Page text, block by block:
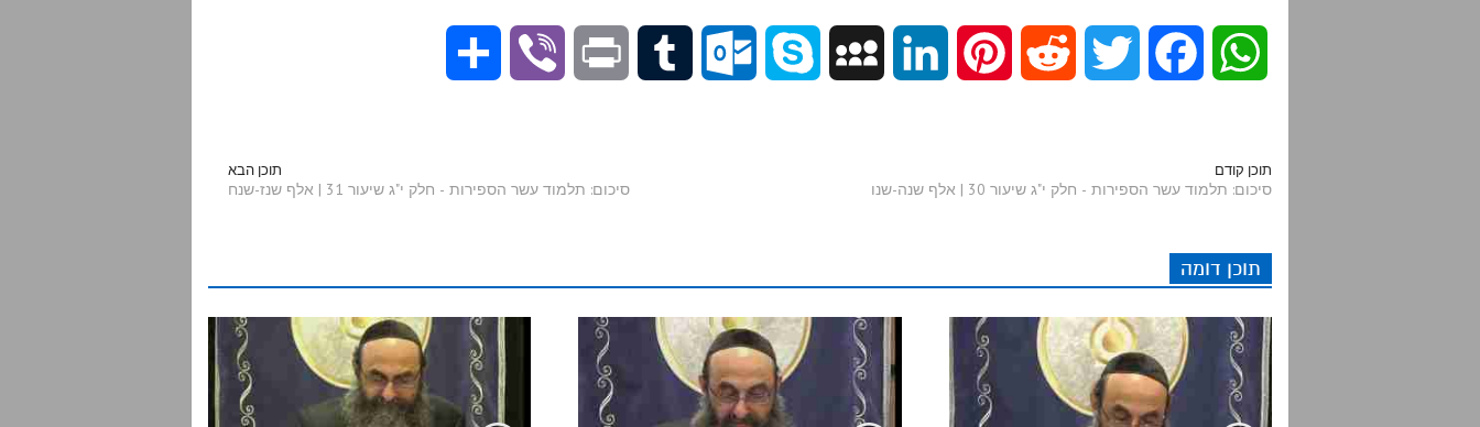
s
o
e
r
e
d
I
o
k
תוכן קודם
סיכום: תלמוד עשר הספירות - חלק י"ג שיעור 30 | אלף שנה-שנו
תוכן הבא
סיכום: תלמוד עשר הספירות - חלק י"ג שיעור 31 | אלף שנז-שנח
תוכן דומה